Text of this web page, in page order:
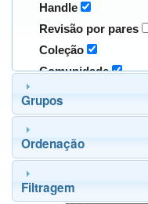
Handle
Revisão por pares
Coleção
Comunidade
Grupos
Ordenação
Filtragem